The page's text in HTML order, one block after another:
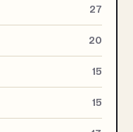
27
20
15
15